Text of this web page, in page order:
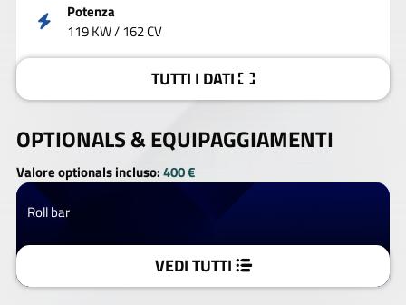
Potenza
119 KW / 162 CV
TUTTI I DATI
OPTIONALS &EQUIPAGGIAMENTI
Valore optionals incluso:400 €
Roll bar
VEDI TUTTI